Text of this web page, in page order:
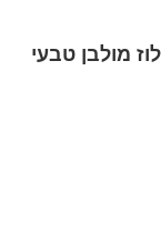
לוז מולבן טבעי